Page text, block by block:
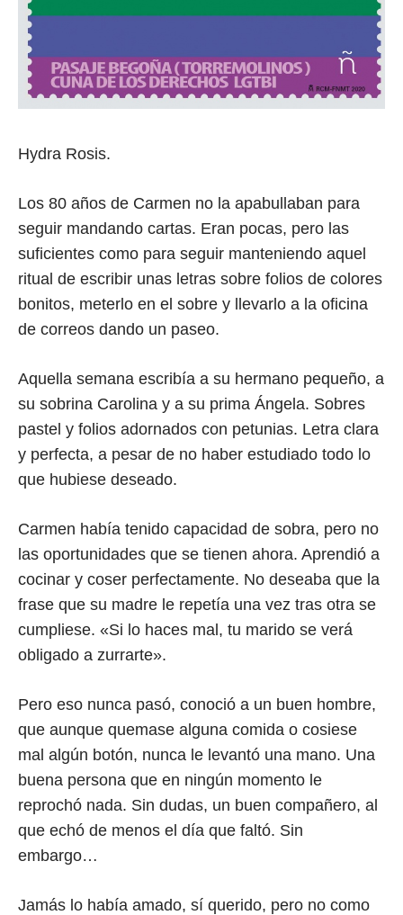
Hydra Rosis.
Los 80 años de Carmen no la apabullaban para
seguir mandando cartas. Eran pocas, pero las
suficientes como para seguir manteniendo aquel
ritual de escribir unas letras sobre folios de colores
bonitos, meterlo en el sobre y llevarlo a la oficina
de correos dando un paseo.
Aquella semana escribía a su hermano pequeño, a
su sobrina Carolina y a su prima Ángela. Sobres
pastel y folios adornados con petunias. Letra clara
y perfecta, a pesar de no haber estudiado todo lo
que hubiese deseado.
Carmen había tenido capacidad de sobra, pero no
las oportunidades que se tienen ahora. Aprendió a
cocinar y coser perfectamente. No deseaba que la
frase que su madre le repetía una vez tras otra se
cumpliese. «Si lo haces mal, tu marido se verá
obligado a zurrarte».
Pero eso nunca pasó, conoció a un buen hombre,
que aunque quemase alguna comida o cosiese
mal algún botón, nunca le levantó una mano. Una
buena persona que en ningún momento le
reprochó nada. Sin dudas, un buen compañero, al
que echó de menos el día que faltó. Sin
embargo…
Jamás lo había amado, sí querido, pero no como